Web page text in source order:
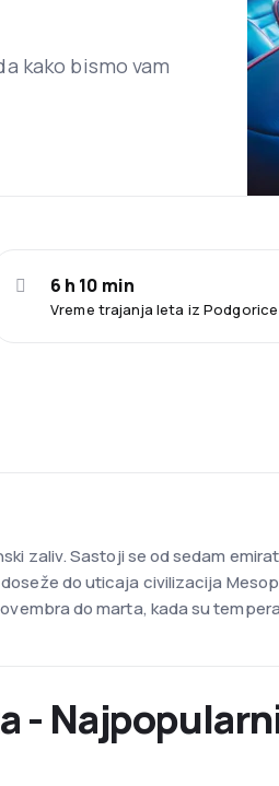
kako bismo vam
Vreme trajanja leta iz Podgorice
6 h 10 min
zaliv. Sastoji se od sedam
do uticaja civilizacija
do marta, kada su
-